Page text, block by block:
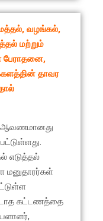
வழங்கல்,
மற்றும்
பேராதனை,
தாவர
ஆவணமானது
எடுத்தல்
மனுதாரர்கள்
கட்டணத்தை